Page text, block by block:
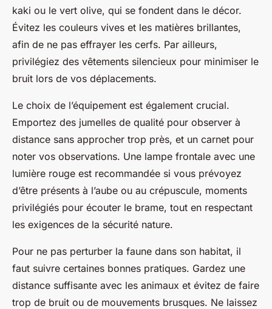
kaki ou le vert olive, qui se fondent dans le décor.
Évitez les couleurs vives et les matières brillantes,
afin de ne pas effrayer les cerfs. Par ailleurs,
privilégiez des vêtements silencieux pour minimiser le
bruit lors de vos déplacements.
Le choix de l’équipement est également crucial.
Emportez des jumelles de qualité pour observer à
distance sans approcher trop près, et un carnet pour
noter vos observations. Une lampe frontale avec une
lumière rouge est recommandée si vous prévoyez
d’être présents à l’aube ou au crépuscule, moments
privilégiés pour écouter le brame, tout en respectant
les exigences de la sécurité nature.
Pour ne pas perturber la faune dans son habitat, il
faut suivre certaines bonnes pratiques. Gardez une
distance suffisante avec les animaux et évitez de faire
trop de bruit ou de mouvements brusques. Ne laissez